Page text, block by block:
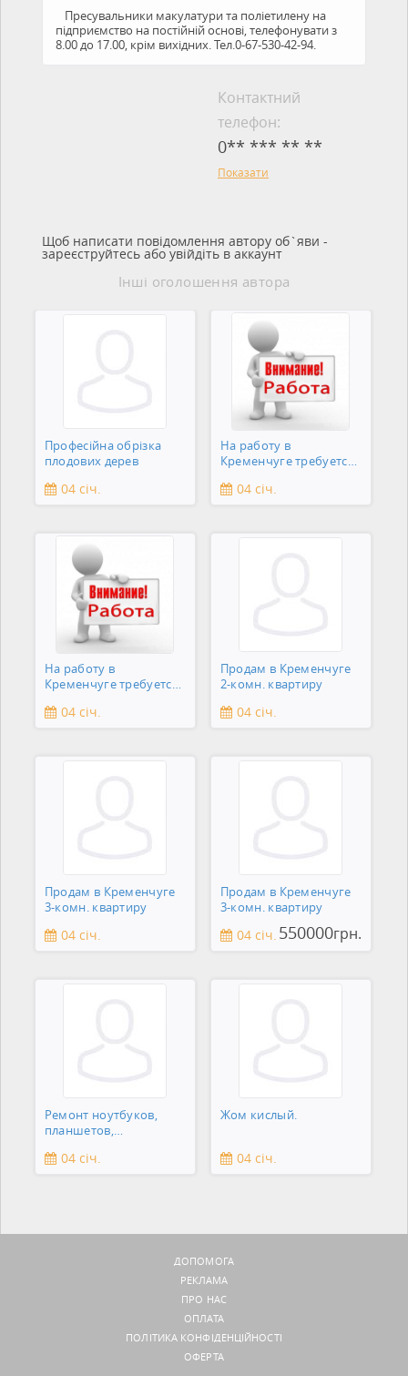
Пресувальники макулатури та поліетилену на
підприємство на постійній основі, телефонувати з
8.00 до 17.00, крім вихідних. Тел.0-67-530-42-94.
Контактний
телефон:
0** *** ** **
Показати
Щоб написати повідомлення автору об`яви -
зареєструйтесь або увійдіть в аккаунт
Інші оголошення автора
Професійна обрізка
плодових дерев
04 січ.
На работу в
Кременчуге требуется
04 січ.
На работу в
Кременчуге требуется
04 січ.
Продам в Кременчуге
2-комн. квартиру
04 січ.
Продам в Кременчуге
3-комн. квартиру
04 січ.
Продам в Кременчуге
3-комн. квартиру
04 січ. 550000грн.
Ремонт ноутбуков,
планшетов,
зеркальны
04 січ.
Жом кислый.
04 січ.
ДОПОМОГА
РЕКЛАМА
ПРО НАС
ОПЛАТА
ПОЛІТИКА КОНФІДЕНЦІЙНОСТІ
ОФЕРТА